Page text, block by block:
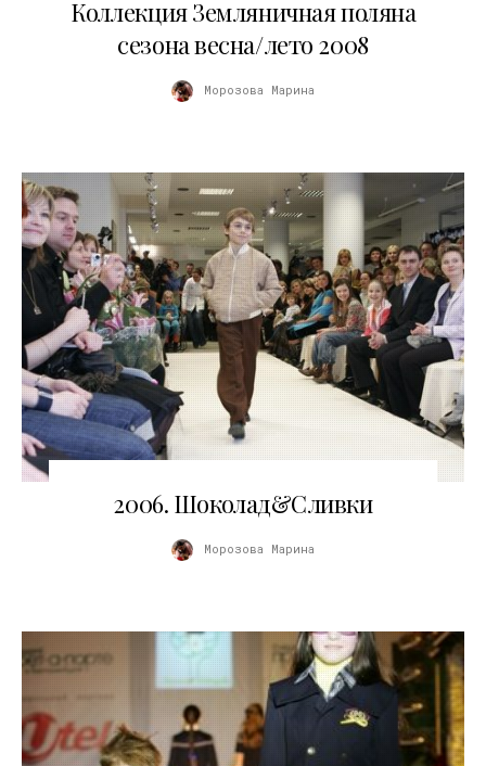
Коллекция Земляничная поляна
сезона весна/лето 2008
Морозова Марина
2006. Шоколад&Сливки
Морозова Марина